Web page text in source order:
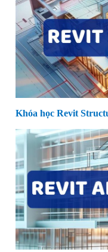
Khóa học Revit